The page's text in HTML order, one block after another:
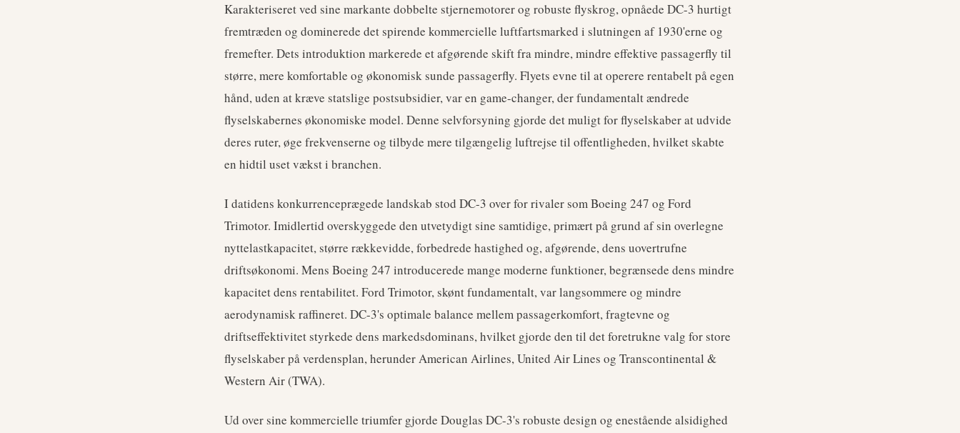
Karakteriseret ved sine markante dobbelte stjernemotorer og robuste flyskrog, opnåede DC-3 hurtigt
fremtræden og dominerede det spirende kommercielle luftfartsmarked i slutningen af 1930'erne og
fremefter. Dets introduktion markerede et afgørende skift fra mindre, mindre effektive passagerfly til
større, mere komfortable og økonomisk sunde passagerfly. Flyets evne til at operere rentabelt på egen
hånd, uden at kræve statslige postsubsidier, var en game-changer, der fundamentalt ændrede
flyselskabernes økonomiske model. Denne selvforsyning gjorde det muligt for flyselskaber at udvide
deres ruter, øge frekvenserne og tilbyde mere tilgængelig luftrejse til offentligheden, hvilket skabte
en hidtil uset vækst i branchen.
I datidens konkurrenceprægede landskab stod DC-3 over for rivaler som Boeing 247 og Ford
Trimotor. Imidlertid overskyggede den utvetydigt sine samtidige, primært på grund af sin overlegne
nyttelastkapacitet, større rækkevidde, forbedrede hastighed og, afgørende, dens uovertrufne
driftsøkonomi. Mens Boeing 247 introducerede mange moderne funktioner, begrænsede dens mindre
kapacitet dens rentabilitet. Ford Trimotor, skønt fundamentalt, var langsommere og mindre
aerodynamisk raffineret. DC-3's optimale balance mellem passagerkomfort, fragtevne og
driftseffektivitet styrkede dens markedsdominans, hvilket gjorde den til det foretrukne valg for store
flyselskaber på verdensplan, herunder American Airlines, United Air Lines og Transcontinental &
Western Air (TWA).
Ud over sine kommercielle triumfer gjorde Douglas DC-3's robuste design og enestående alsidighed